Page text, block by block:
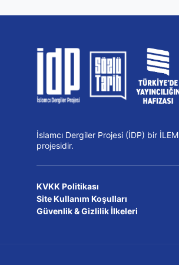
İslamcı Dergiler Projesi (İDP) bir İLEM
projesidir.
KVKK Politikası
Site Kullanım Koşulları
Güvenlik & Gizlilik İlkeleri